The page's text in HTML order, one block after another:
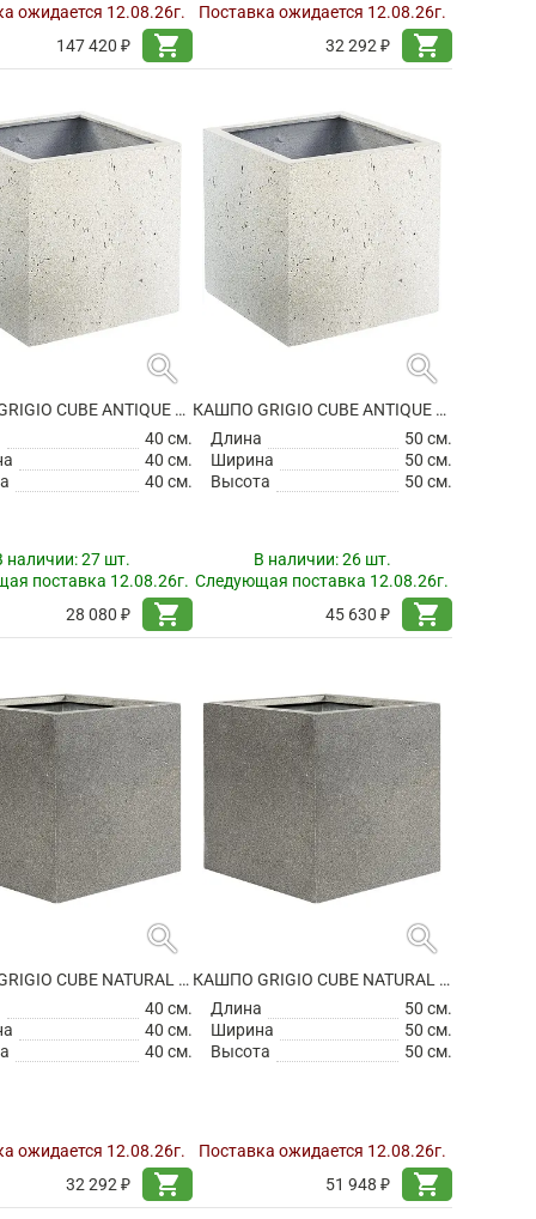
ожидается 12.08.26г.
147 420 ₽
shopping_cart
Поставка ожидается 12.08.26г.
32 292 ₽
shopping_cart
search
КАШПО GRIGIO CUBE ANTIQUE WHITE
40 см.
40 см.
40 см.
наличии:27 шт.
поставка 12.08.26г.
28 080 ₽
shopping_cart
search
КАШПО GRIGIO CUBE ANTIQUE WHITE
Длина
50 см.
Ширина
50 см.
Высота
50 см.
В наличии:26 шт.
Следующая поставка 12.08.26г.
45 630 ₽
shopping_cart
search
КАШПО GRIGIO CUBE NATURAL CONCRETE НА КОЛЕСИКАХ
40 см.
40 см.
40 см.
ожидается 12.08.26г.
32 292 ₽
shopping_cart
search
КАШПО GRIGIO CUBE NATURAL CONCRETE НА КОЛЕСИКАХ
Длина
50 см.
Ширина
50 см.
Высота
50 см.
Поставка ожидается 12.08.26г.
51 948 ₽
shopping_cart